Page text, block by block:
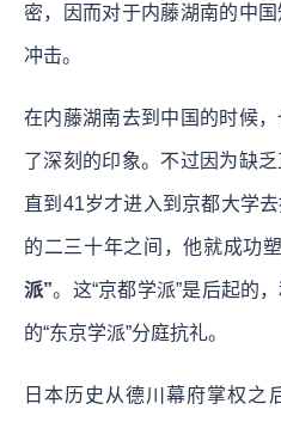
密，因而对于内藤湖南的中
冲击。
在内藤湖南去到中国的时候
了深刻的印象。不过因为缺
直到41岁才进入到京都大学
的二三十年之间，他就成功
派”。这“京都学派”是后起的
的“东京学派”分庭抗礼。
日本历史从德川幕府掌权之